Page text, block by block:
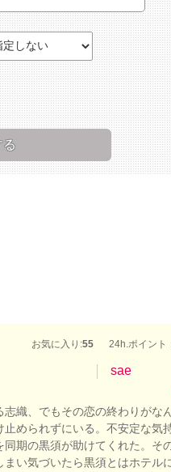
お気に入り:55 24h.ポイント
sae
織、でもその恋の終わりがな
められずにいる。不安定な気
期の黒須が助けてくれた。そ
い気づいたら黒須とはホテル